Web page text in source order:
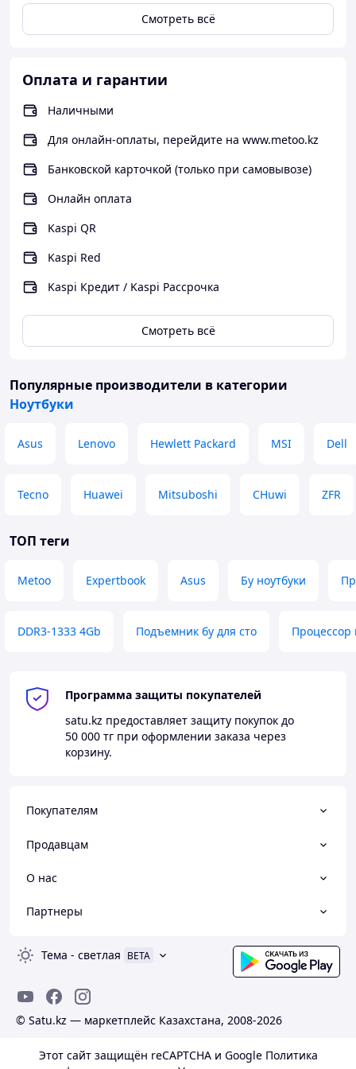
Смотреть всё
Оплата и гарантии
Наличными
Для онлайн-оплаты, перейдите на www.metoo.kz
Банковской карточкой (только при самовывозе)
Онлайн оплата
Kaspi QR
Kaspi Red
Kaspi Кредит / Kaspi Рассрочка
Смотреть всё
Популярные производители в категории
Ноутбуки
Asus Lenovo Hewlett Packard MSI Dell
Tecno Huawei Mitsuboshi CHuwi ZFR
ТОП теги
Metoo Expertbook Asus Бу ноутбуки
DDR3-1333 4Gb Подъемник бу для сто Процессор
Программа защиты покупателей
satu.kz предоставляет защиту покупок до
50 000 тг при оформлении заказа через
корзину.
Покупателям
Продавцам
О нас
Партнеры
Тема - светлая BETA
© Satu.kz — маркетплейс Казахстана, 2008-2026
Этот сайт защищён reCAPTCHA и Google Политика